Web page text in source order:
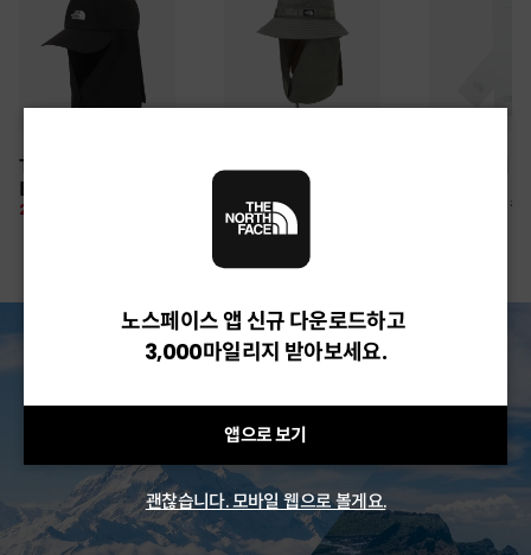
TNF LIGHT SHIELD
EX CAP
28%
CAMP WEBBING
SHIELD HAT
67,500 원
10% 26,100 원
여름 탈출 원정대
뉴질랜드 & 제주도 여행권 증정 찬스
노스페이스 앱 신규 다운로드하고
3,000마일리지 받아보세요.
앱으로 보기
괜찮습니다. 모바일 웹으로 볼게요.